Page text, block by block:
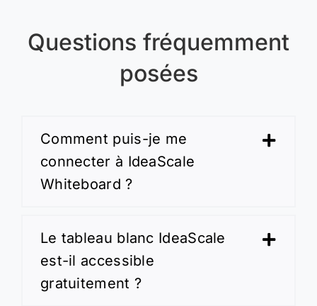
Questions fréquemment
posées
Comment puis-je me
connecter à IdeaScale
Whiteboard ?
Le tableau blanc IdeaScale
est-il accessible
gratuitement ?